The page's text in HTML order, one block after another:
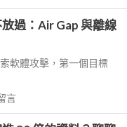
過：Air Gap 與離線
軟體攻擊，第一個目標
言